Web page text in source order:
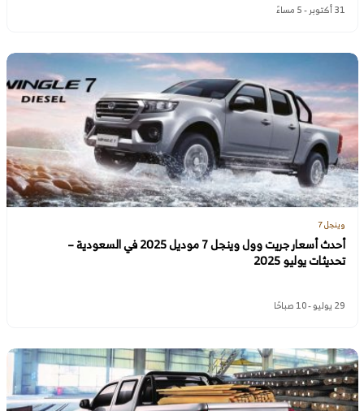
31 أكتوبر - 5 مساءً
وينجل 7
أحدث أسعار جريت وول وينجل 7 موديل 2025 في السعودية –
تحديثات يوليو 2025
29 يوليو - 10 صباحًا